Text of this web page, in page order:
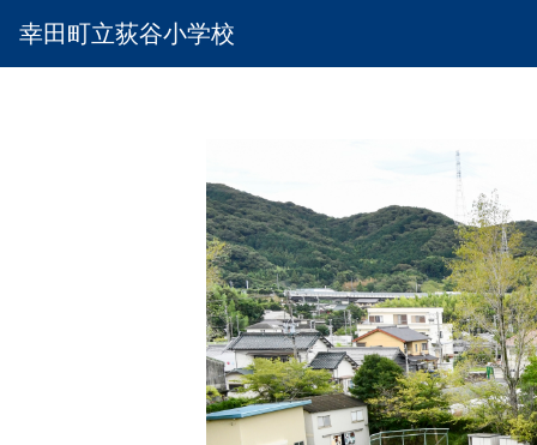
幸田町立荻谷小学校